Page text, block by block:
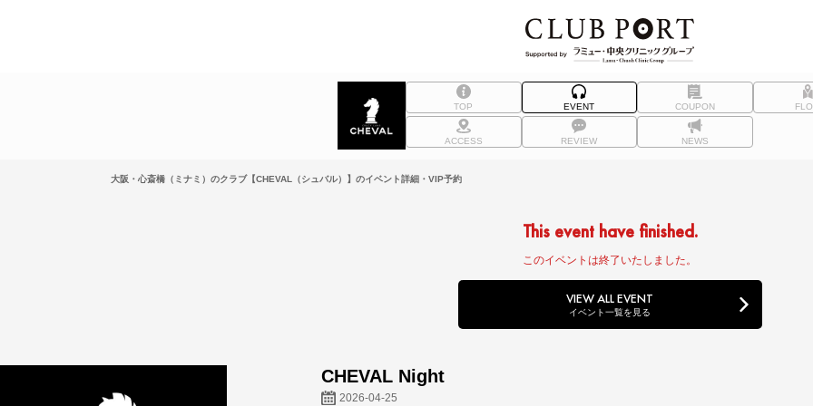
TOP EVENT COUPON
ACCESS REVIEW NEWS
大阪・心斎橋（ミナミ）のクラブ【CHEVAL（シュバル）】のイベント詳細・VIP予約
This event have finished.
このイベントは終了いたしました。
VIEW ALL EVENT
イベント一覧を見る
CHEVAL Night
2026-04-25